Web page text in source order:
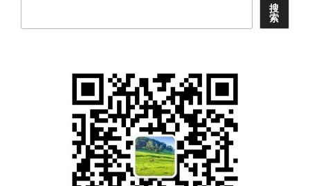
搜
索